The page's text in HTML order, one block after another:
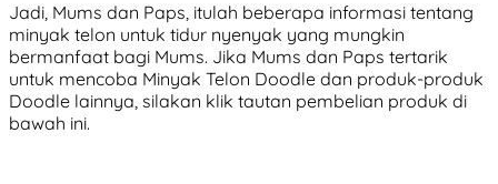
Jadi, Mums dan Paps, itulah beberapa informasi tentang
minyak telon untuk tidur nyenyak yang mungkin
bermanfaat bagi Mums. Jika Mums dan Paps tertarik
untuk mencoba Minyak Telon Doodle dan produk-produk
Doodle lainnya, silakan klik tautan pembelian produk di
bawah ini.